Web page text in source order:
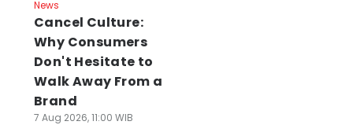
News
Cancel Culture:
Why Consumers
Don't Hesitate to
Walk Away From a
Brand
7 Aug 2026, 11:00 WIB